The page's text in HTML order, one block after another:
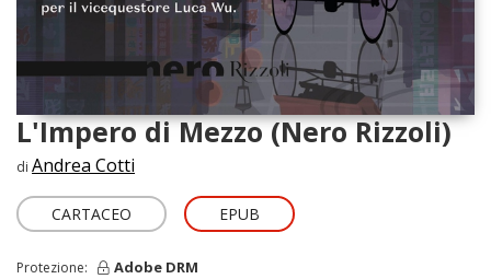
L'Impero di Mezzo (Nero Rizzoli)
di Andrea Cotti
CARTACEO EPUB
Protezione: Adobe DRM